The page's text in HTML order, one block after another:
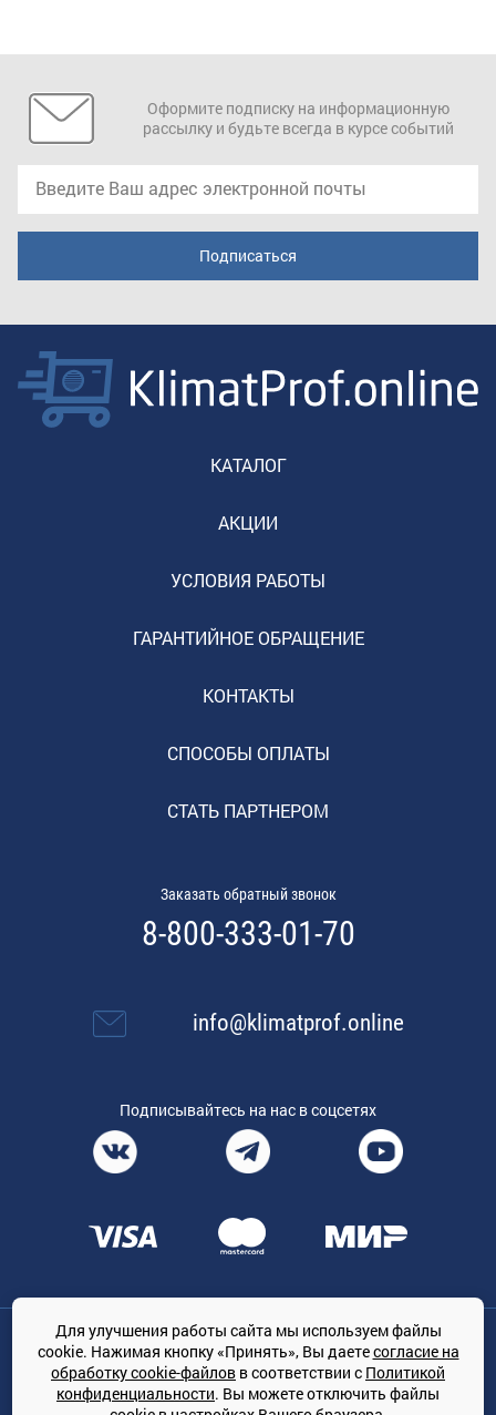
Оформите подписку на информационную
рассылку и будьте всегда в курсе событий
КАТАЛОГ
АКЦИИ
УСЛОВИЯ РАБОТЫ
ГАРАНТИЙНОЕ ОБРАЩЕНИЕ
КОНТАКТЫ
СПОСОБЫ ОПЛАТЫ
СТАТЬ ПАРТНЕРОМ
Заказать обратный звонок
8-800-333-01-70
info@klimatprof.online
Подписывайтесь на нас в соцсетях
Общество с ограниченной ответственностью «ТРЕЙДКОН», ОГРН:
1167847364079, 197022, г. Санкт-Петербург, проспект Медиков, 7
КЛИМАТПРОФ.ONLINE - оптовая продажа кондиционеров и
климатической техники на территории РФ
Для улучшения работы сайта мы используем файлы
cookie. Нажимая кнопку «Принять», Вы даетесогласие на
обработку cookie-файлов в соответствии с Политикой
конфиденциальности. Вы можете отключить файлы